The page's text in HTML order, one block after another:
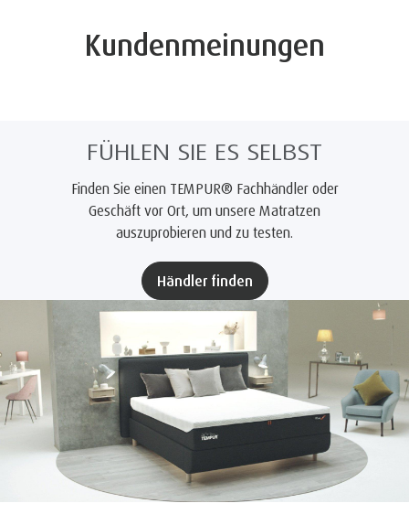
Kundenmeinungen
FÜHLEN SIE ES SELBST
Finden Sie einen TEMPUR® Fachhändler oder
Geschäft vor Ort, um unsere Matratzen
auszuprobieren und zu testen.
Händler finden